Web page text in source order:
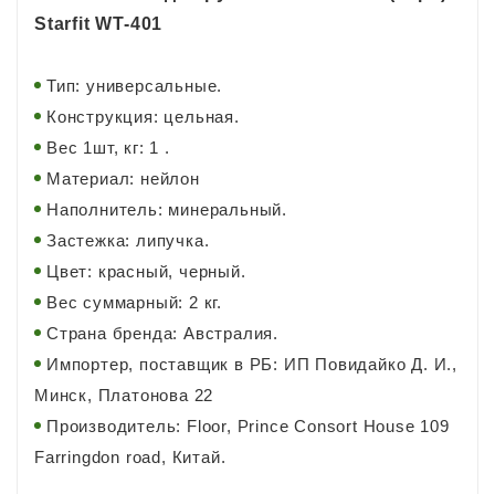
Starfit WT-401
Тип: универсальные.
Конструкция: цельная.
Вес 1шт, кг: 1 .
Материал: нейлон
Наполнитель: минеральный.
Застежка: липучка.
Цвет: красный, черный.
Вес суммарный: 2 кг.
Страна бренда: Австралия.
Импортер, поставщик в РБ: ИП Повидайко Д. И.,
Минск, Платонова 22
Производитель: Floor, Prince Consort House 109
Farringdon road, Китай.